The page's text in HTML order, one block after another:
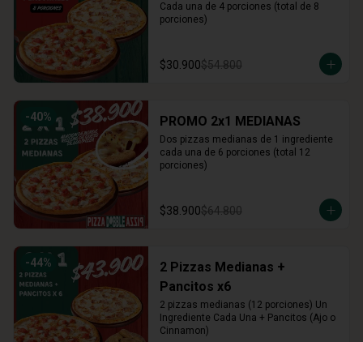
Cada una de 4 porciones (total de 8
porciones)
$30.900$54.800
-40% PROMO 2x1 MEDIANAS
Dos pizzas medianas de 1 ingrediente
cada una de 6 porciones (total 12
porciones)
$38.900$64.800
-44%
2 Pizzas Medianas +
Pancitos x6
2 pizzas medianas (12 porciones) Un
Ingrediente Cada Una + Pancitos (Ajo o
Cinnamon)